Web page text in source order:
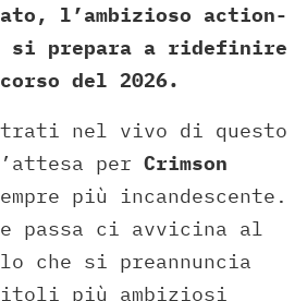
l’ambizioso action-
si prepara a ridefinire
del 2026.
nel vivo di questo
per Crimson
più incandescente.
passa ci avvicina al
che si preannuncia
titoli più ambiziosi